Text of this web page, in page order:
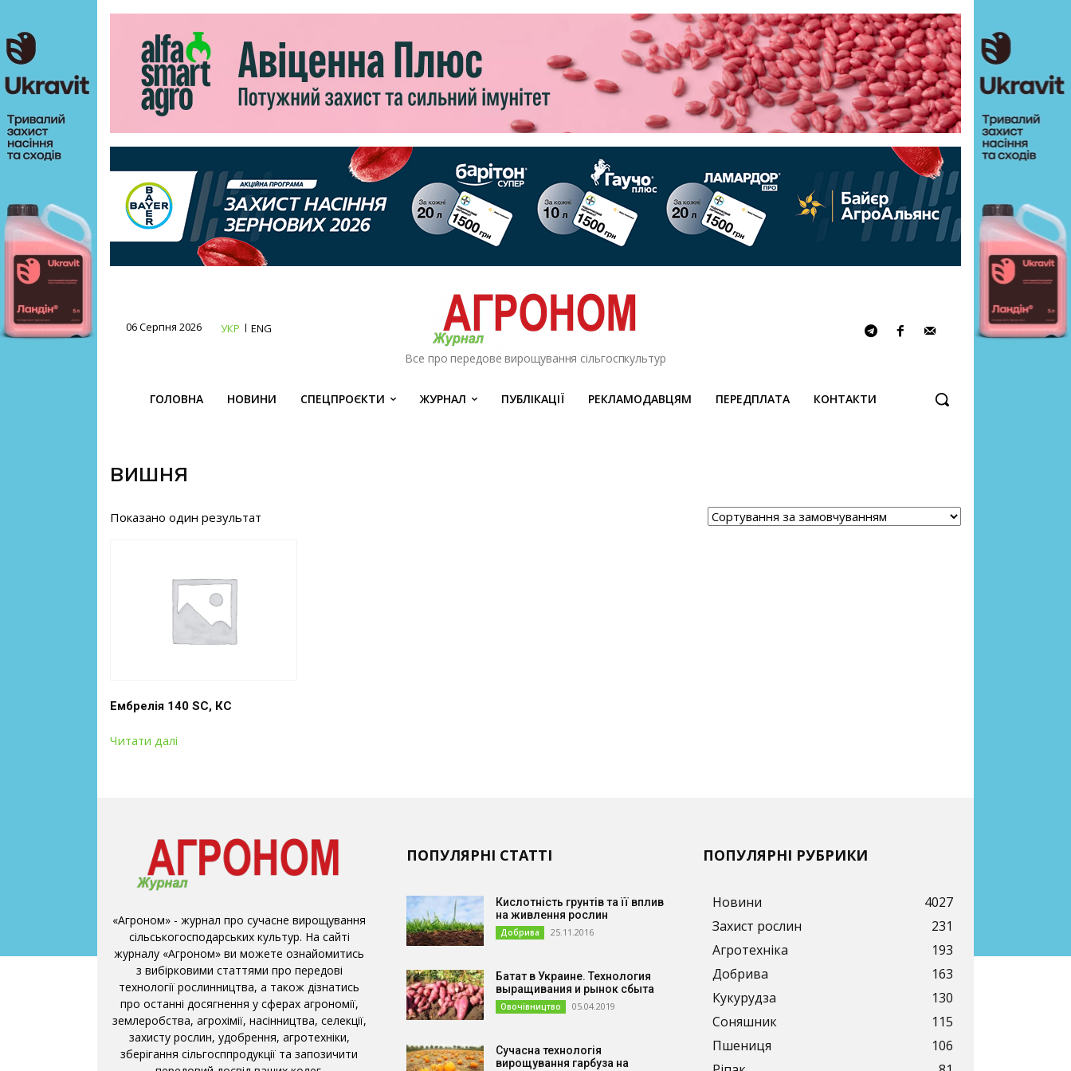
06 Серпня 2026 УКР ENG
Все про передове вирощування сільгоспкультур
ГОЛОВНА НОВИНИ СПЕЦПРОЄКТИ ЖУРНАЛ ПУБЛІКАЦІЇ РЕКЛАМОДАВЦЯМ ПЕРЕДПЛАТА КОНТАКТИ
вишня
Показано один результат
Ембрелія 140 SC, КС
Читати далі
«Агроном» - журнал про сучасне вирощування
сільськогосподарських культур. На сайті
журналу «Агроном» ви можете ознайомитись
з вибірковими статтями про передові
технології рослинництва, а також дізнатись
про останні досягнення у сферах агрономії,
землеробства, агрохімії, насінництва, селекції,
захисту рослин, удобрення, агротехніки,
зберігання сільгосппродукції та запозичити
ПОПУЛЯРНІ СТАТТІ
Кислотність грунтів та її вплив
на живлення рослин
Добрива 25.11.2016
Батат в Украине. Технология
выращивания и рынок сбыта
Овочівництво 05.04.2019
Сучасна технологія
вирощування гарбуза на
ПОПУЛЯРНІ РУБРИКИ
Новини
4027
Захист рослин
231
Агротехніка
193
Добрива
163
Кукурудза
130
Соняшник
115
Пшениця
106